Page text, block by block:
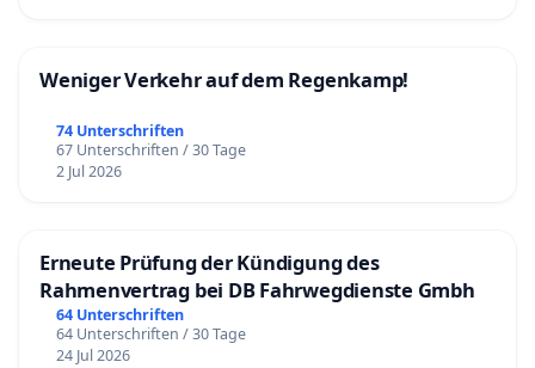
Weniger Verkehr auf dem Regenkamp!
74 Unterschriften
67 Unterschriften / 30 Tage
2 Jul 2026
Erneute Prüfung der Kündigung des
Rahmenvertrag bei DB Fahrwegdienste Gmbh
64 Unterschriften
64 Unterschriften / 30 Tage
24 Jul 2026